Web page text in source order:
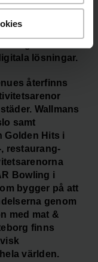
mellan
Brand
hjälper kunden
lösningar.
återfinns
Wallmans
samt
Golden Hits i
restaurang-
Bowling i
bygger på att
genom
med mat &
finns
världen.